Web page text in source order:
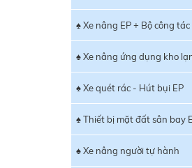
♠ Xe nâng EP + Bộ công tác
♠ Xe nâng ứng dụng kho
♠ Xe quét rác - Hút bụi EP
♠ Thiết bị mặt đất sân bay
♠ Xe nâng người tự hành